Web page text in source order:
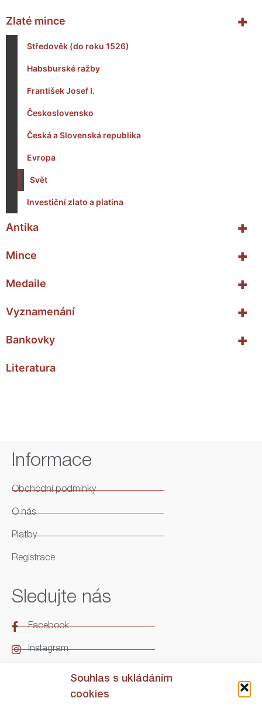
Souhlas s ukládáním
cookies
+
Zlaté mince
Středověk (do roku 1526)
Habsburské ražby
František Josef I.
Československo
Česká a Slovenská republika
Evropa
Svět
Investiční zlato a platina
+
Antika
+
Mince
+
Medaile
+
Vyznamenání
+
Bankovky
Literatura
Informace
Obchodní podmínky
O nás
Platby
Registrace
Sledujte nás
Facebook
Instagram